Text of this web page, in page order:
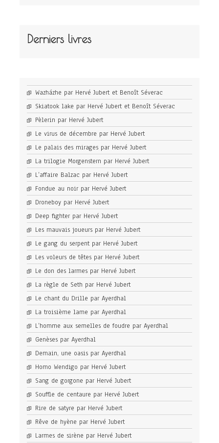
Derniers livres
Wazházhe par Hervé Jubert et Benoît Séverac
Skiatook lake par Hervé Jubert et Benoît Séverac
Pèlerin par Hervé Jubert
Le virus de décembre par Hervé Jubert
Le palais des mirages par Hervé Jubert
La trilogie Morgenstern par Hervé Jubert
L’affaire Balzac par Hervé Jubert
Fondue au noir par Hervé Jubert
Droneboy par Hervé Jubert
Deep fighter par Hervé Jubert
Les mauvais joueurs par Hervé Jubert
Le gang du serpent par Hervé Jubert
Les voleurs de têtes par Hervé Jubert
Le don des larmes par Hervé Jubert
La règle de Seth par Hervé Jubert
Le chant du Drille par Ayerdhal
La troisième lame par Ayerdhal
L’homme aux semelles de foudre par Ayerdhal
Genèses par Ayerdhal
Demain, une oasis par Ayerdhal
Homo Wendigo par Hervé Jubert
Sang de gorgone par Hervé Jubert
Souffle de centaure par Hervé Jubert
Rire de satyre par Hervé Jubert
Rêve de hyène par Hervé Jubert
Larmes de sirène par Hervé Jubert